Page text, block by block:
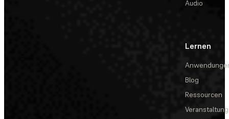
Audio
Lernen
Blog
Ressourcen